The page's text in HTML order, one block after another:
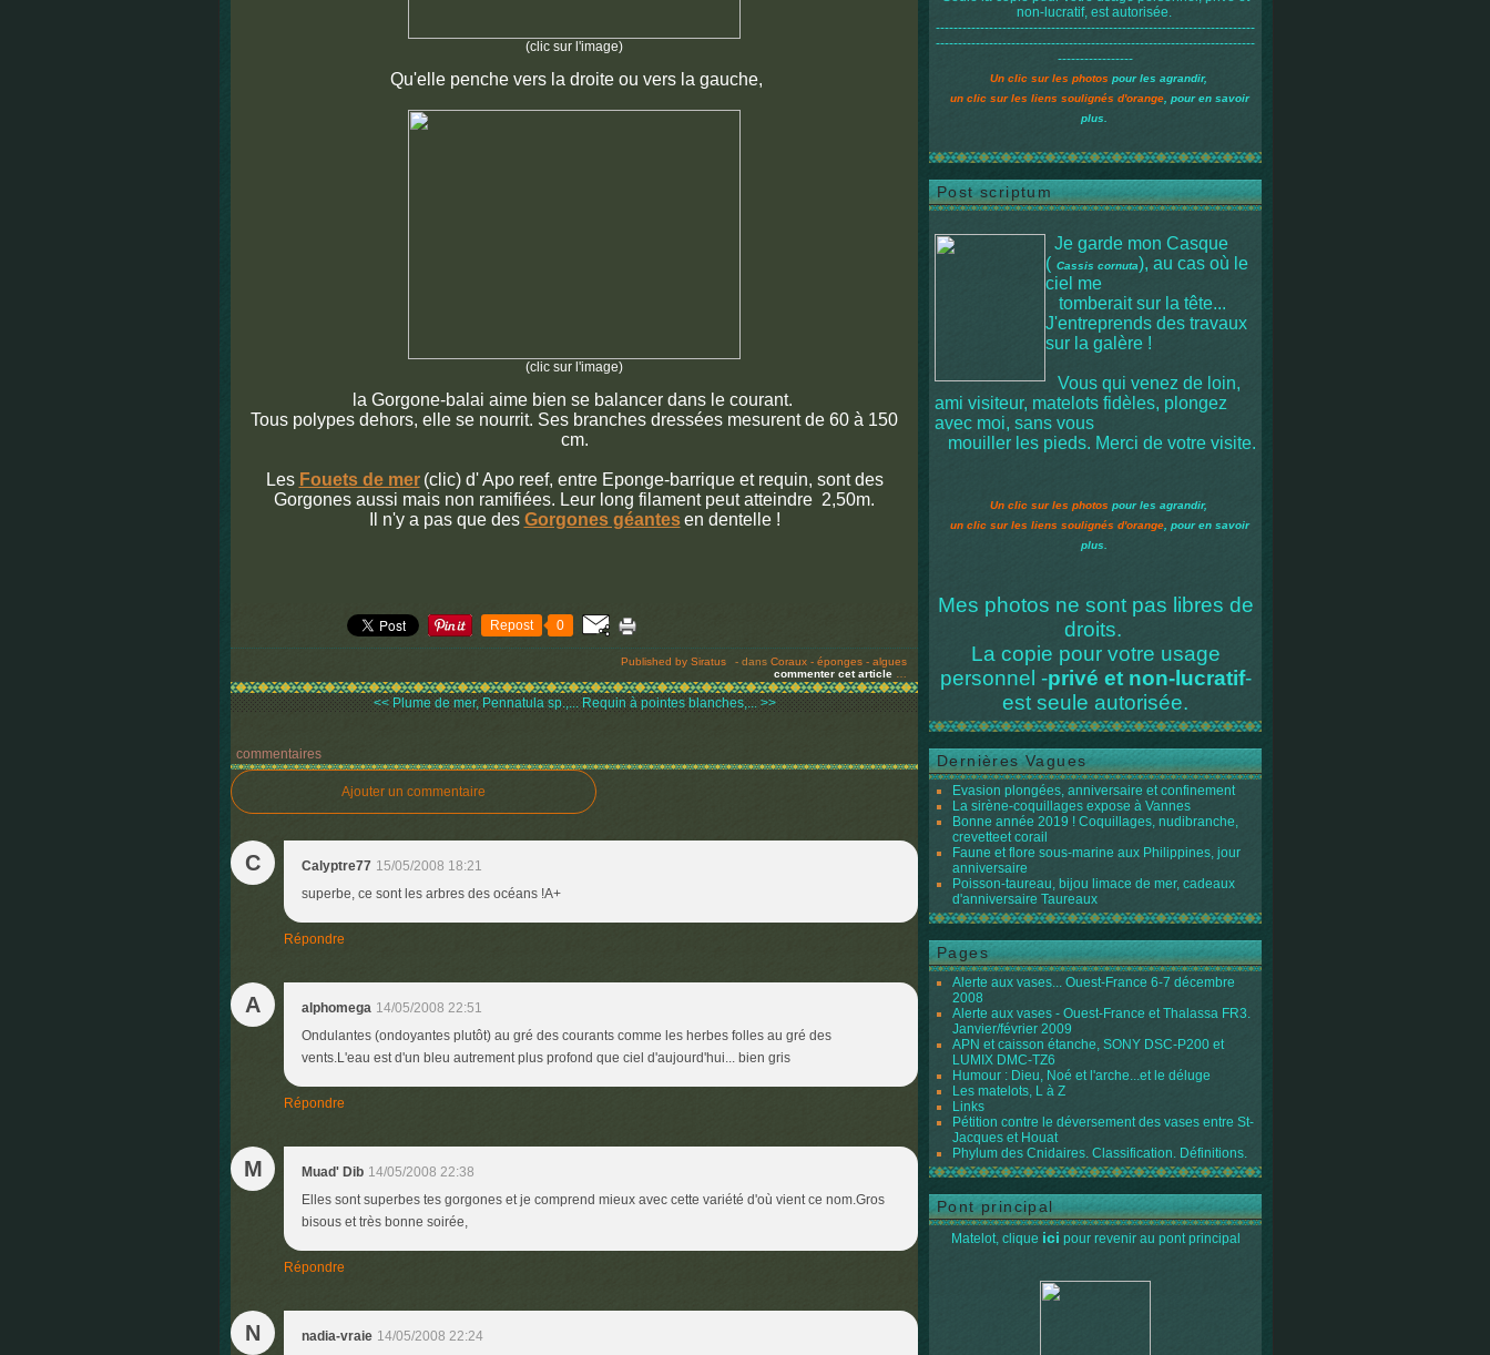
(clic sur l'image)
Qu'elle penche vers la droite ou vers la gauche,
(clic sur l'image)
la Gorgone-balai aime bien se balancer dans le courant.
Tous polypes dehors, elle se nourrit. Ses branches dressées mesurent de 60 à 150
cm.
Les Fouets de mer (clic) d' Apo reef, entre Eponge-barrique et requin, sont des
Gorgones aussi mais non ramifiées. Leur long filament peut atteindre 2,50m.
Il n'y a pas que des Gorgones géantes en dentelle !
Repost 0
Published by Siratus - dans Coraux - éponges - algues
commenter cet article
<< Plume de mer, Pennatula sp.,... Requin à pointes blanches,... >>
commentaires
Ajouter un commentaire
C Calyptre77 15/05/2008 18:21
superbe, ce sont les arbres des océans !A+
Répondre
A alphomega 14/05/2008 22:51
Ondulantes (ondoyantes plutôt) au gré des courants comme les herbes folles au gré des
vents.L'eau est d'un bleu autrement plus profond que ciel d'aujourd'hui... bien gris
Répondre
M Muad' Dib 14/05/2008 22:38
Elles sont superbes tes gorgones et je comprend mieux avec cette variété d'où vient ce nom.Gros
bisous et très bonne soirée,
Répondre
N nadia-vraie 14/05/2008 22:24
non-lucratif, est autorisée.
------------------------------------------------------------------------
------------------------------------------------------------------------
-----------------
Un clic sur les photos pour les agrandir,
un clic sur les liens soulignés d'orange , pour en savoir
plus.
Post scriptum
Je garde mon Casque
( Cassis cornuta), au cas où le
ciel me
tomberait sur la tête...
J'entreprends des travaux
sur la galère !
Vous qui venez de loin,
ami visiteur, matelots fidèles, plongez
avec moi, sans vous
mouiller les pieds. Merci de votre visite.
Un clic sur les photos pour les agrandir,
un clic sur les liens soulignés d'orange , pour en savoir
plus.
Mes photos ne sont pas libres de
droits.
La copie pour votre usage
personnel -privé et non-lucratif-
est seule autorisée.
Dernières Vagues
Evasion plongées, anniversaire et confinement
La sirène-coquillages expose à Vannes
Bonne année 2019 ! Coquillages, nudibranche,
crevetteet corail
Faune et flore sous-marine aux Philippines, jour
anniversaire
Poisson-taureau, bijou limace de mer, cadeaux
d'anniversaire Taureaux
Pages
Alerte aux vases... Ouest-France 6-7 décembre
2008
Alerte aux vases - Ouest-France et Thalassa FR3.
Janvier/février 2009
APN et caisson étanche, SONY DSC-P200 et
LUMIX DMC-TZ6
Humour : Dieu, Noé et l'arche...et le déluge
Les matelots, L à Z
Links
Pétition contre le déversement des vases entre St-
Jacques et Houat
Phylum des Cnidaires. Classification. Définitions.
Pont principal
Matelot, clique ici pour revenir au pont principal